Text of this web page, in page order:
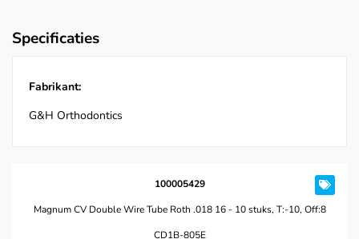
Specificaties
Fabrikant:
G&H Orthodontics
100005429
Magnum CV Double Wire Tube Roth .018 16 - 10 stuks, T:-10, Off:8
CD1B-805E